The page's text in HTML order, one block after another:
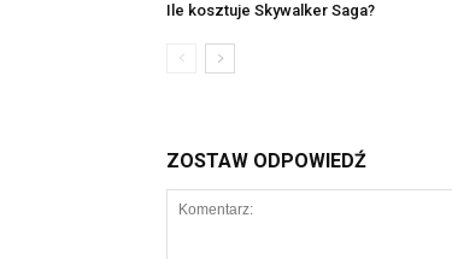
Ile kosztuje Skywalker Saga?
ZOSTAW ODPOWIEDŹ